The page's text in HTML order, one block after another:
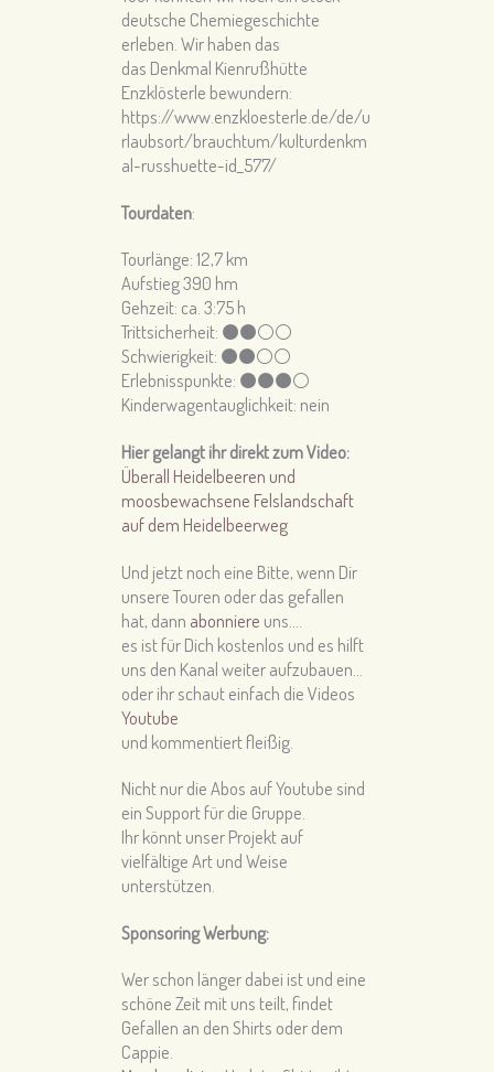
deutsche Chemiegeschichte
erleben. Wir haben das
das Denkmal Kienrußhütte
Enzklösterle bewundern:
https://www.enzkloesterle.de/de/u
rlaubsort/brauchtum/kulturdenkm
al-russhuette-id_577/
Tourdaten:
Tourlänge: 12,7km
Aufstieg 390 hm
Gehzeit: ca. 3:75 h
Trittsicherheit: ⚫️⚫⚪⚪
Schwierigkeit: ⚫️⚫⚪️⚪️
Erlebnisspunkte: ⚫⚫⚫⚪️
Kinderwagentauglichkeit: nein
Hier gelangt ihr direkt zum Video:
Überall Heidelbeeren und
moosbewachsene Felslandschaft
auf dem Heidelbeerweg
Und jetzt noch eine Bitte, wenn Dir
unsere Touren oder das gefallen
hat, dann abonniere uns….
es ist für Dich kostenlos und es hilft
uns den Kanal weiter aufzubauen…
oder ihr schaut einfach die Videos
Youtube
und kommentiert fleißig.
Nicht nur die Abos auf Youtube sind
ein Support für die Gruppe.
Ihr könnt unser Projekt auf
vielfältige Art und Weise
unterstützen.
Sponsoring Werbung:
Wer schon länger dabei ist und eine
schöne Zeit mit uns teilt, findet
Gefallen an den Shirts oder dem
Cappie.